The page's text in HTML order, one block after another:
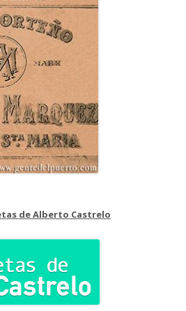
de Alberto Castrelo